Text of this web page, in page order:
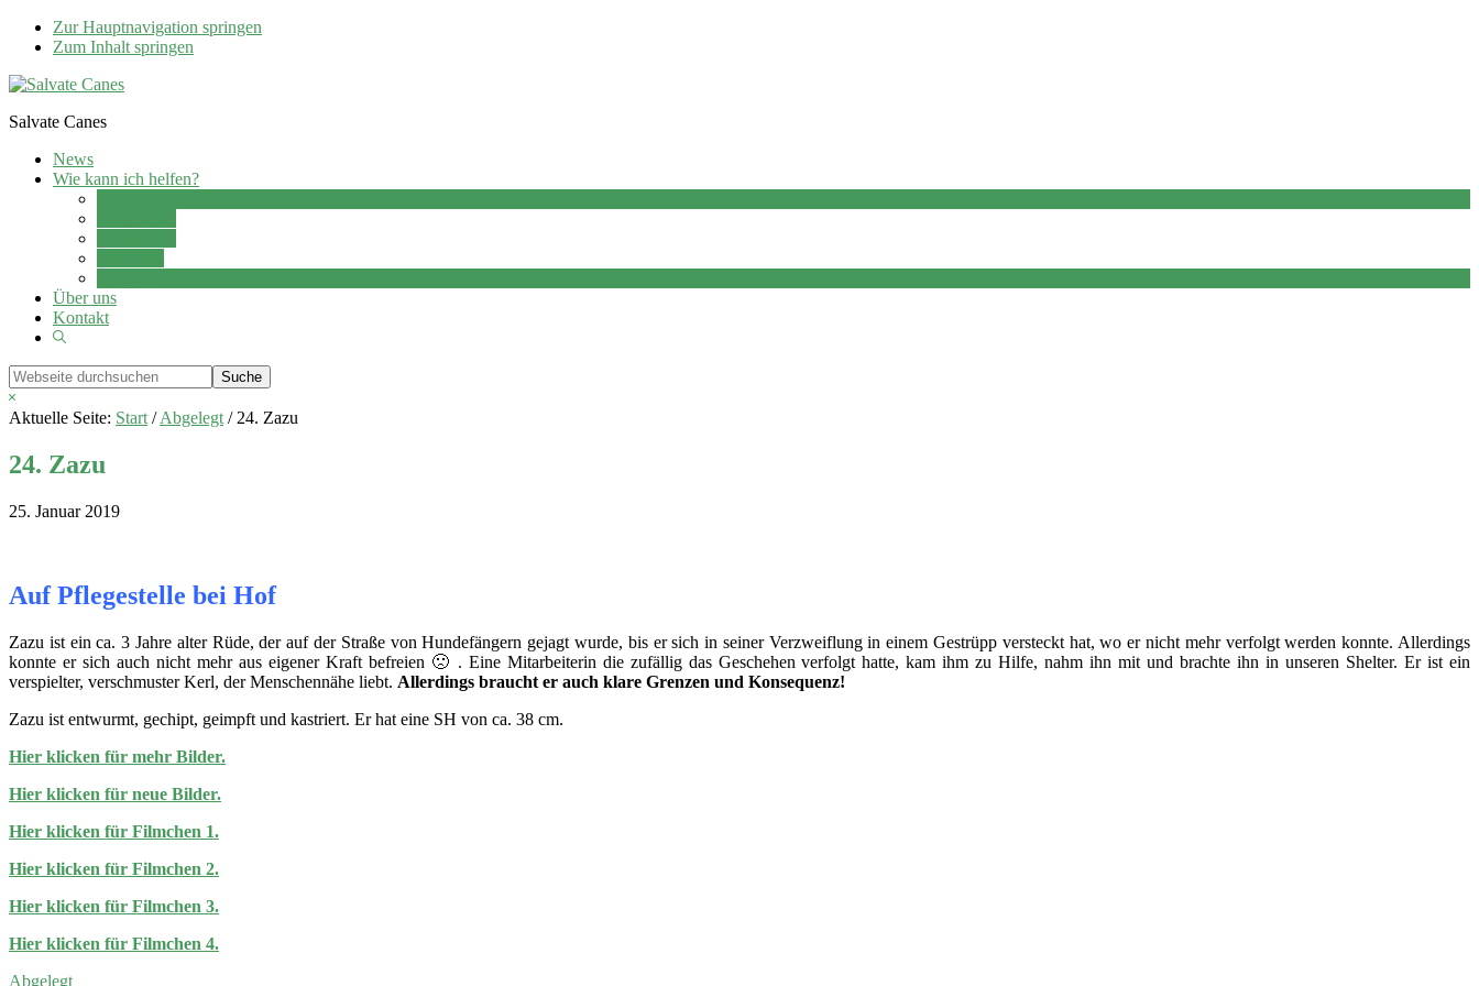
Zur Hauptnavigation springen
Zum Inhalt springen
Salvate Canes
News
Wie kann ich helfen?
Über uns
Kontakt
Show
Webseite
durchsuchen
Hide
Search
Aktuelle Seite: Start / Abgelegt /24. Zazu
24. Zazu
25. Januar 2019
Auf Pflegestelle bei Hof
Zazu ist ein ca. 3 Jahre alter Rüde, der auf der Straße von Hundefängern gejagt wurde, bis er sich in seiner Verzweiflung in einem Gestrüpp versteckt hat, wo er nicht mehr verfolgt werden konnte. Allerdings
konnte er sich auch nicht mehr aus eigener Kraft befreien 🙁 . Eine Mitarbeiterin die zufällig das Geschehen verfolgt hatte, kam ihm zu Hilfe, nahm ihn mit und brachte ihn in unseren Shelter. Er ist ein
verspielter, verschmuster Kerl, der Menschennähe liebt. Allerdings braucht er auch klare Grenzen und Konsequenz!
Zazu ist entwurmt, gechipt, geimpft und kastriert. Er hat eine SH von ca. 38 cm.
Hier klicken für mehr Bilder.
Hier klicken für neue Bilder.
Hier klicken für Filmchen 1.
Hier klicken für Filmchen 2.
Hier klicken für Filmchen 3.
Hier klicken für Filmchen 4.
Abgelegt